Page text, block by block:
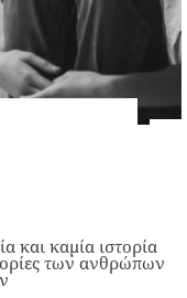
και καμία ιστορία
των ανθρώπων